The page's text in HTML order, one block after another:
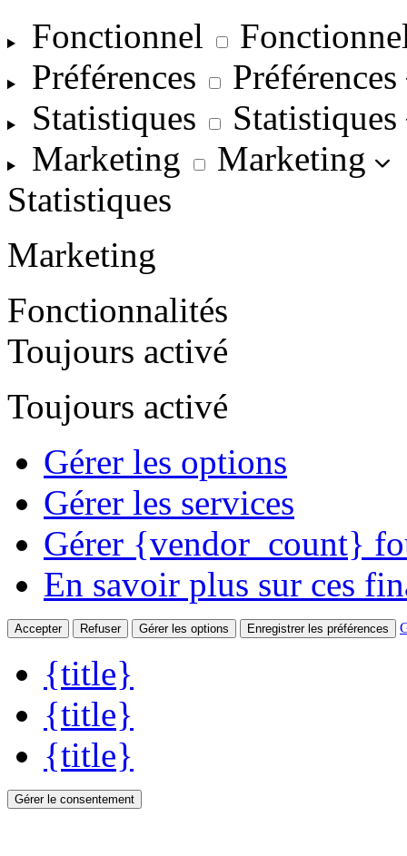
Fonctionnel
Préférences
Préférences
Statistiques
Statistiques
Marketing
Marketing
Statistiques
Marketing
Fonctionnalités
Toujours activé
Toujours activé
Gérer les options
Gérer les services
Gérer {vendor_count}
En savoir plus sur ces
Accepter Refuser Gérer les options Enregistrer les préférences
{title}
{title}
{title}
Gérer le consentement